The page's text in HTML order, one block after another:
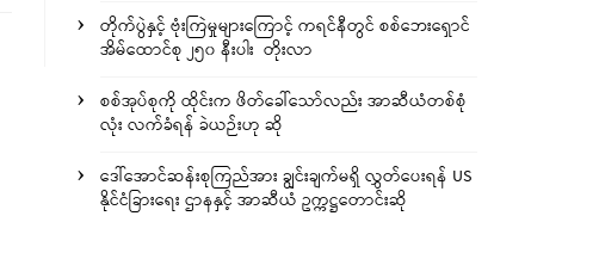
တိုက်ပွဲနှင့် ဗုံးကြဲမှုများကြောင့် ကရင်နီတွင် စစ်ဘေးရှောင်
အိမ်ထောင်စု ၂၅၀ နီးပါး တိုးလာ
စစ်အုပ်စုကို ထိုင်းက ဖိတ်ခေါ်သော်လည်း အာဆီယံတစ်စုံ
လုံး လက်ခံရန် ခဲယဉ်းဟု ဆို
ဒေါ်အောင်ဆန်းစုကြည်အား ချွင်းချက်မရှိ လွှတ်ပေးရန် US
နိုင်ငံခြားရေး ဌာနနှင့် အာဆီယံ ဥက္ကဋ္ဌတောင်းဆို